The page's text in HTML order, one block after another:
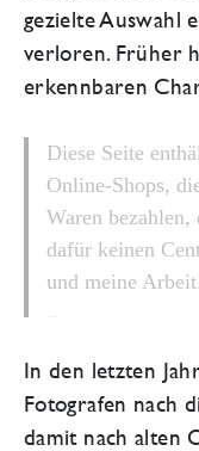
gezielte Auswahl
verloren. Früher
erkennbaren
Diese Seite
Online-Shops,
Waren
dafür keinen
und meine
In den letzten
Fotografen nach
damit nach alten